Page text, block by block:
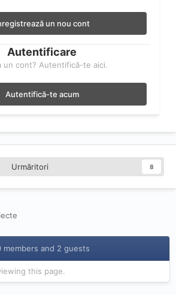
un nou cont
Autentificare
un cont? Autentifică-te aici.
Autentifică-te acum
Urmăritori 8
members and 2 guests
this page.